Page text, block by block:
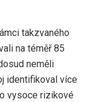
takzvaného
na téměř 85
neměli
identifikoval více
vysoce rizikové